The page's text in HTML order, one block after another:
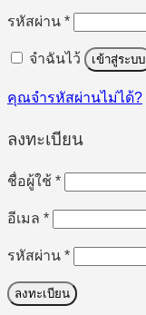
รหัสผ่าน *ต้องการ
จำฉันไว้ เข้าสู่ระบบ
คุณจำรหัสผ่านไม่ได้?
ลงทะเบียน
ชื่อผู้ใช้ *ต้องการ
อีเมล *ต้องการ
รหัสผ่าน *ต้องการ
ลงทะเบียน